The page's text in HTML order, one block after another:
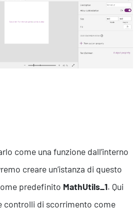
come una funzione dall’interno
creare un’istanza di questo
predefinito MathUtils_1. Qui
controlli di scorrimento come